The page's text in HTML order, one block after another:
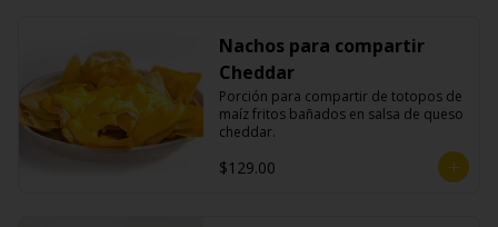
Nachos para compartir
Cheddar
Porción para compartir de totopos de
maíz fritos bañados en salsa de queso
cheddar.
$129.00